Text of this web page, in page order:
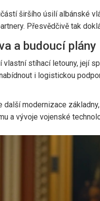
širšího úsilí albánské
Přesvědčivě tak
a budoucí plány
stíhací letouny, její
i logistickou
další modernizace
a vývoje vojenské